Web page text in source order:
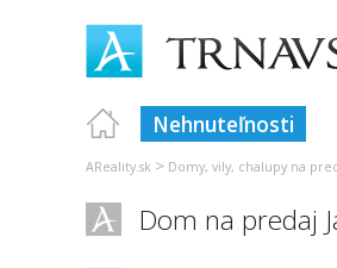
Nehnuteľnosti
AReality.sk > Domy, vily, chalupy na
Dom na predaj